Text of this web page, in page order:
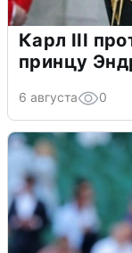
Карл III
принцу
6 августа 0